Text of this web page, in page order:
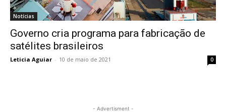
Notícias
Governo cria programa para fabricação de
satélites brasileiros
Leticia Aguiar - 10 de maio de 2021 0
- Advertisment -